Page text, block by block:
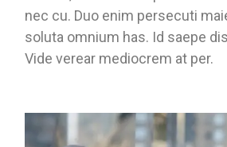
nec cu. Duo enim persecuti
soluta omnium has. Id saepe
Vide verear mediocrem at per.